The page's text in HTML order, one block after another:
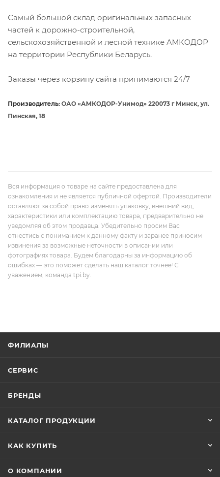
Самый большой склад оригинальных запасных
частей к дорожно-строительной,
сельскохозяйственной и лесной технике АМКОДОР
на территории Республики Беларусь.
Заказы через корзину сайта принимаются 24/7
Производитель: ОАО «АМКОДОР-Унимод» 220073 г Минск, ул.
Пинская, 18
Вся информация о товаре на сайте предоставлена для
ознакомления и не является публичной офертой. Производители
оставляют за собой право изменять упаковку, внешний вид,
характеристики или комплектацию товара, предварительно не
уведомляя об этом продавца. Убедительно просим Вас
отнестись с пониманием к данному факту и заранее приносим
извинения за возможные неточности в описании или
фотографиях товара. Будем благодарны за информацию об
ошибках — это поможет сделать наш каталог точнее! С
уважением, команда tpi.by.
ФИЛИАЛЫ
СЕРВИС
БРЕНДЫ
КАТАЛОГ ПРОДУКЦИИ
КАК КУПИТЬ
О КОМПАНИИ